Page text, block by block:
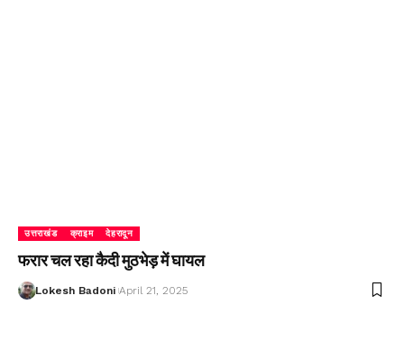
उत्तराखंड क्राइम देहरादून
फरार चल रहा कैदी मुठभेड़ में घायल
Lokesh Badoni April 21, 2025